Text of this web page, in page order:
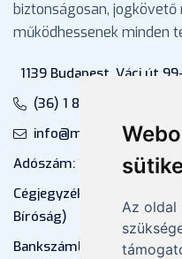
Az oldal
biztonságosan,
működhessenek minden
1139 Budapest, Váci út
(36) 1 880 76 00
info@mprx.hu
Adószám: 13598145-2-41
Cégjegyzékszám: 01-09-
Bíróság)
Bankszámlaszám: CIB